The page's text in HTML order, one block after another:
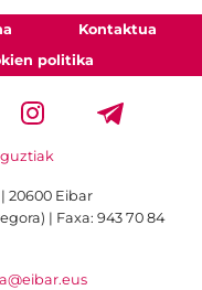
Kontaktua
politika
guztiak
20600 Eibar
| Faxa: 943 70 84